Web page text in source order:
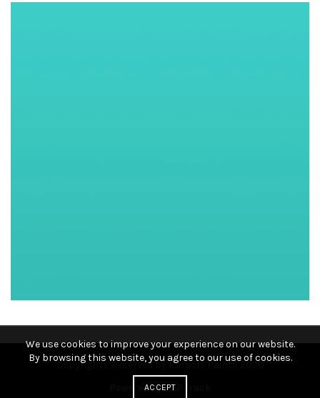
Copyrights Reserved by Karachi Paints 2020
Powered by P2P Track
We use cookies to improve your experience on our website.
By browsing this website, you agree to our use of cookies.
ACCEPT